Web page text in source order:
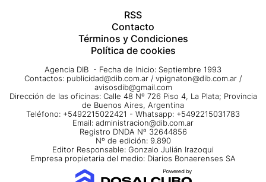
RSS
Contacto
Términos y Condiciones
Política de cookies
Agencia DIB - Fecha de Inicio: Septiembre 1993
Contactos: publicidad@dib.com.ar / vpignaton@dib.com.ar /
avisosdib@gmail.com
Dirección de las oficinas: Calle 48 Nº 726 Piso 4, La Plata; Provincia
de Buenos Aires, Argentina
Teléfono: +5492215022421 - Whatsapp: +5492215031783
Email: administracion@dib.com.ar
Registro DNDA Nº 32644856
Nº de edición: 9.890
Editor Responsable: Gonzalo Julián Irazoqui
Empresa propietaria del medio: Diarios Bonaerenses SA